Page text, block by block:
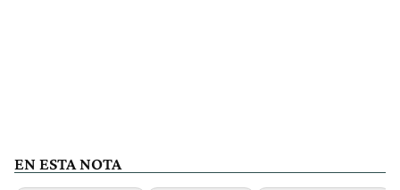
EN ESTA NOTA